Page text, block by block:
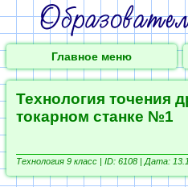
Главное меню
Технология точения
токарном станке №1
Технология 9 класс | ID: 6108 | Дата: